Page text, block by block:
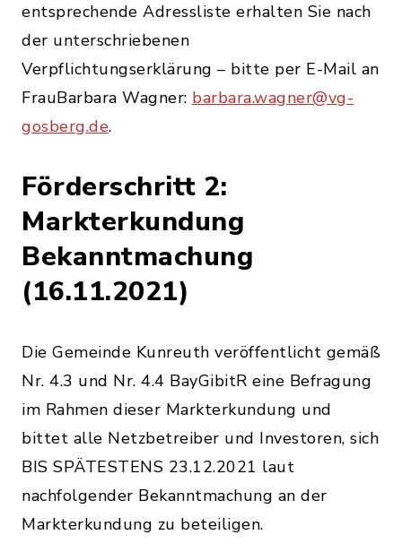
entsprechende Adressliste erhalten Sie nach
der unterschriebenen
Verpflichtungserklärung – bitte per E-Mail an
FrauBarbara Wagner: barbara.wagner@vg-
gosberg.de.
Förderschritt 2:
Markterkundung
Bekanntmachung
(16.11.2021)
Die Gemeinde Kunreuth veröffentlicht gemäß
Nr. 4.3 und Nr. 4.4 BayGibitR eine Befragung
im Rahmen dieser Markterkundung und
bittet alle Netzbetreiber und Investoren, sich
BIS SPÄTESTENS 23.12.2021 laut
nachfolgender Bekanntmachung an der
Markterkundung zu beteiligen.